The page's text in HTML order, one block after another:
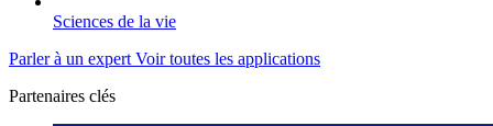
Sciences de la vie
Parler à un expert Voir toutes les applications
Partenaires clés